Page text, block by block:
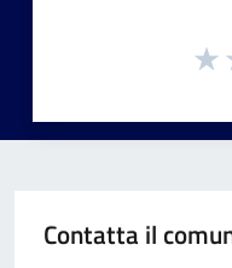
Contatta il